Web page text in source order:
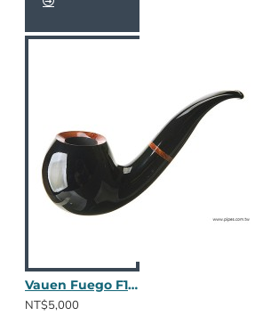
Vauen Fuego F119
NT$5,000